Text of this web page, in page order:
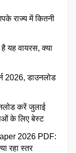
राज्य में कितनी
यह वायरस, क्या
2026, डाउनलोड
करें जुलाई
के लिए बेस्ट
2026 PDF:
रहा स्तर